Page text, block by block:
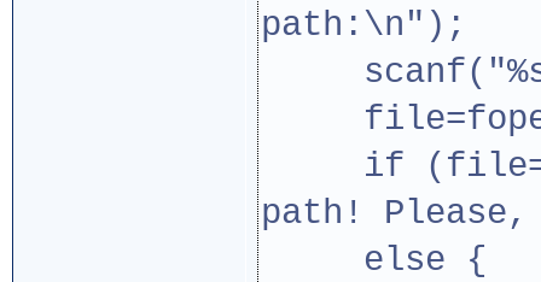
path:\n");
if
path!
else {